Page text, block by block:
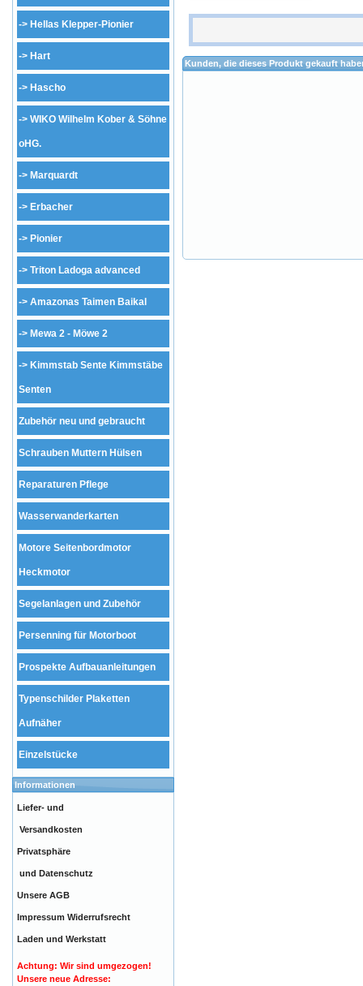
Kunden, die dieses Produkt gekauft
-> Hellas Klepper-Pionier
-> Hart
-> Hascho
-> WIKO Wilhelm Kober & Söhne
oHG.
-> Marquardt
-> Erbacher
-> Pionier
-> Triton Ladoga advanced
-> Amazonas Taimen Baikal
-> Mewa 2 - Möwe 2
-> Kimmstab Sente Kimmstäbe
Senten
Zubehör neu und gebraucht
Schrauben Muttern Hülsen
Reparaturen Pflege
Wasserwanderkarten
Motore Seitenbordmotor
Heckmotor
Segelanlagen und Zubehör
Persenning für Motorboot
Prospekte Aufbauanleitungen
Typenschilder Plaketten
Aufnäher
Einzelstücke
Informationen
Liefer- und
Versandkosten
Privatsphäre
und Datenschutz
Unsere AGB
Impressum Widerrufsrecht
Laden und Werkstatt
Achtung: Wir sind umgezogen!
Unsere neue Adresse: